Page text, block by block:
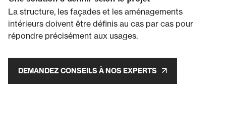
La structure, les façades et les aménagements
intérieurs doivent être définis au cas par cas pour
répondre précisément aux usages.
DEMANDEZ CONSEILS À NOS EXPERTS